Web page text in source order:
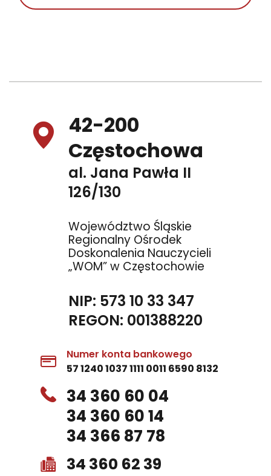
42-200
Częstochowa
al. Jana Pawła II
126/130
Województwo Śląskie
Regionalny Ośrodek
Doskonalenia Nauczycieli
„WOM” w Częstochowie
NIP: 573 10 33 347
REGON: 001388220
Numer konta bankowego
57 1240 1037 1111 0011 6590 8132
34 360 60 04
34 360 60 14
34 366 87 78
34 360 62 39